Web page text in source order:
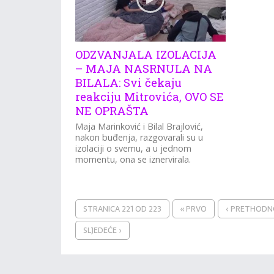
ODZVANJALA IZOLACIJA
– MAJA NASRNULA NA
BILALA: Svi čekaju
reakciju Mitrovića, OVO SE
NE OPRAŠTA
Maja Marinković i Bilal Brajlović,
nakon buđenja, razgovarali su u
izolaciji o svemu, a u jednom
momentu, ona se iznervirala.
STRANICA 221 OD 223 « PRVO ‹
SLJEDEĆE ›